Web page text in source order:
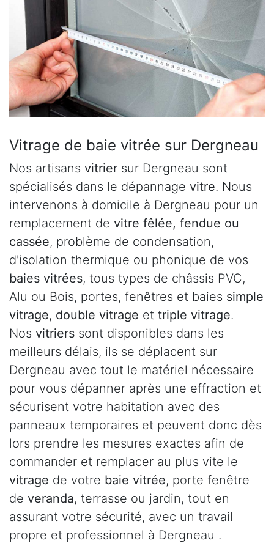
Vitrage de baie vitrée sur Dergneau
Nos artisans vitrier sur Dergneau sont
spécialisés dans le dépannage vitre. Nous
intervenons à domicile à Dergneau pour un
remplacement de vitre fêlée, fendue ou
cassée, problème de condensation,
d'isolation thermique ou phonique de vos
baies vitrées, tous types de châssis PVC,
Alu ou Bois, portes, fenêtres et baies simple
vitrage, double vitrage et triple vitrage.
Nos vitriers sont disponibles dans les
meilleurs délais, ils se déplacent sur
Dergneau avec tout le matériel nécessaire
pour vous dépanner après une effraction et
sécurisent votre habitation avec des
panneaux temporaires et peuvent donc dès
lors prendre les mesures exactes afin de
commander et remplacer au plus vite le
vitrage de votre baie vitrée, porte fenêtre
de veranda, terrasse ou jardin, tout en
assurant votre sécurité, avec un travail
propre et professionnel à Dergneau .